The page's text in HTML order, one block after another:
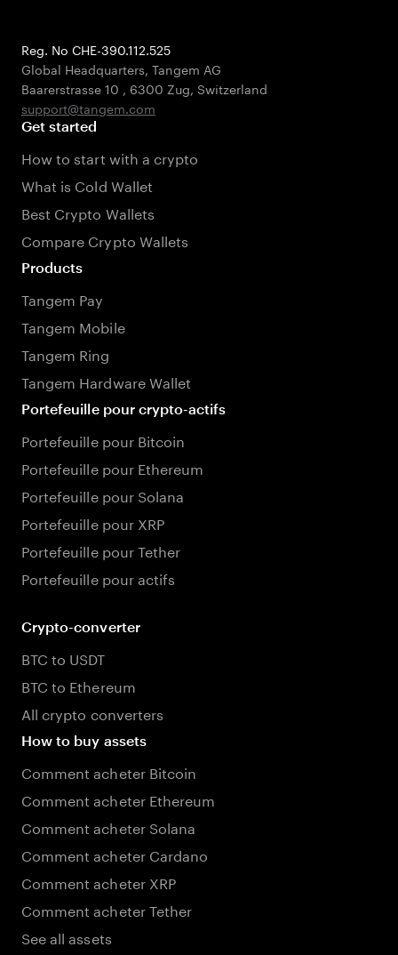
Reg. No CHE-390.112.525
Global Headquarters, Tangem AG
Baarerstrasse 10 , 6300 Zug, Switzerland
support@tangem.com
Get started
How to start with a crypto
What is Cold Wallet
Best Crypto Wallets
Compare Crypto Wallets
Products
Tangem Pay
Tangem Mobile
Tangem Ring
Tangem Hardware Wallet
Portefeuille pour crypto-actifs
Portefeuille pour Bitcoin
Portefeuille pour Ethereum
Portefeuille pour Solana
Portefeuille pour XRP
Portefeuille pour Tether
Portefeuille pour actifs
Crypto-converter
BTC to USDT
BTC to Ethereum
All crypto converters
How to buy assets
Comment acheter Bitcoin
Comment acheter Ethereum
Comment acheter Solana
Comment acheter Cardano
Comment acheter XRP
Comment acheter Tether
See all assets